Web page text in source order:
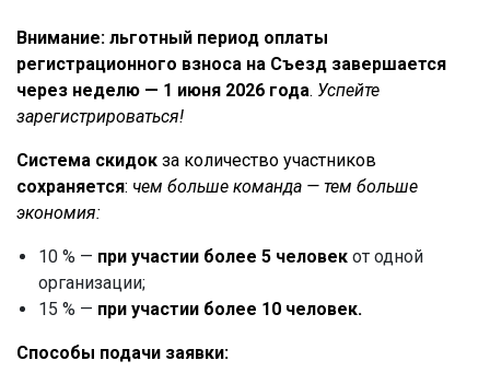
Внимание: льготный период оплаты
регистрационного взноса на Съезд завершается
через неделю — 1 июня 2026 года. Успейте
зарегистрироваться!
Система скидок за количество участников
сохраняется: чем больше команда — тем больше
экономия:
10 % — при участии более 5 человек от одной
организации;
15 % — при участии более 10 человек.
Способы подачи заявки: